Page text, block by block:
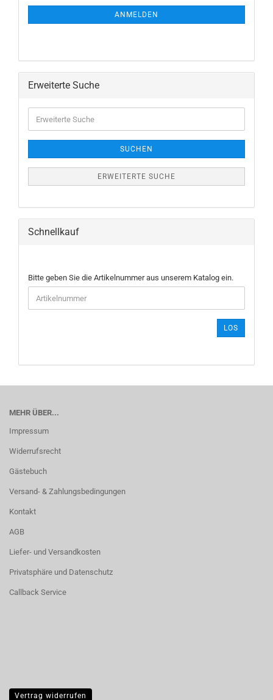
ANMELDEN
Erweiterte Suche
Suche
SUCHEN
ERWEITERTE SUCHE
Schnellkauf
BITTE
GEBEN
SIE
DIE
EIN.
Bitte geben Sie die Artikelnummer aus unserem Katalog ein.
LOS
MEHR ÜBER...
Impressum
Widerrufsrecht
Gästebuch
Versand- & Zahlungsbedingungen
Kontakt
AGB
Liefer- und Versandkosten
Privatsphäre und Datenschutz
Callback Service
Vertrag widerrufen